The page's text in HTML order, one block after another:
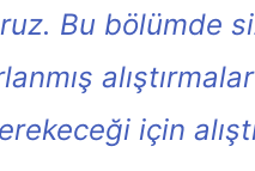
Bu bölümde
alıştırmalar
için